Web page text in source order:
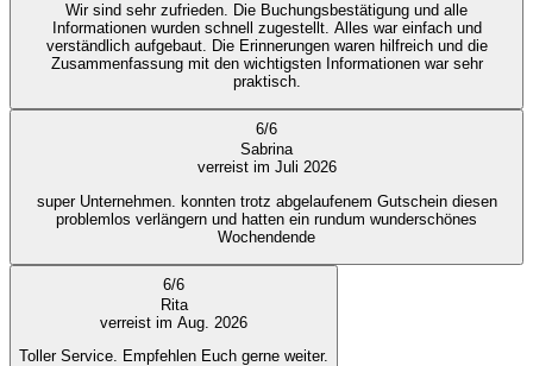
Wir sind sehr zufrieden. Die Buchungsbestätigung und alle
Informationen wurden schnell zugestellt. Alles war einfach und
verständlich aufgebaut. Die Erinnerungen waren hilfreich und die
Zusammenfassung mit den wichtigsten Informationen war sehr
praktisch.
6/6
Sabrina
verreist im Juli 2026
super Unternehmen. konnten trotz abgelaufenem Gutschein diesen
problemlos verlängern und hatten ein rundum wunderschönes
Wochendende
6/6
Rita
verreist im Aug. 2026
Toller Service. Empfehlen Euch gerne weiter.